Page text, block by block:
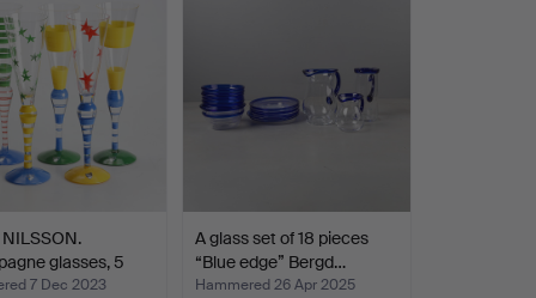
glasses, 5
7 Dec 2023
A glass set of 18 pieces
“Blue edge” Bergd…
Hammered 26 Apr 2025